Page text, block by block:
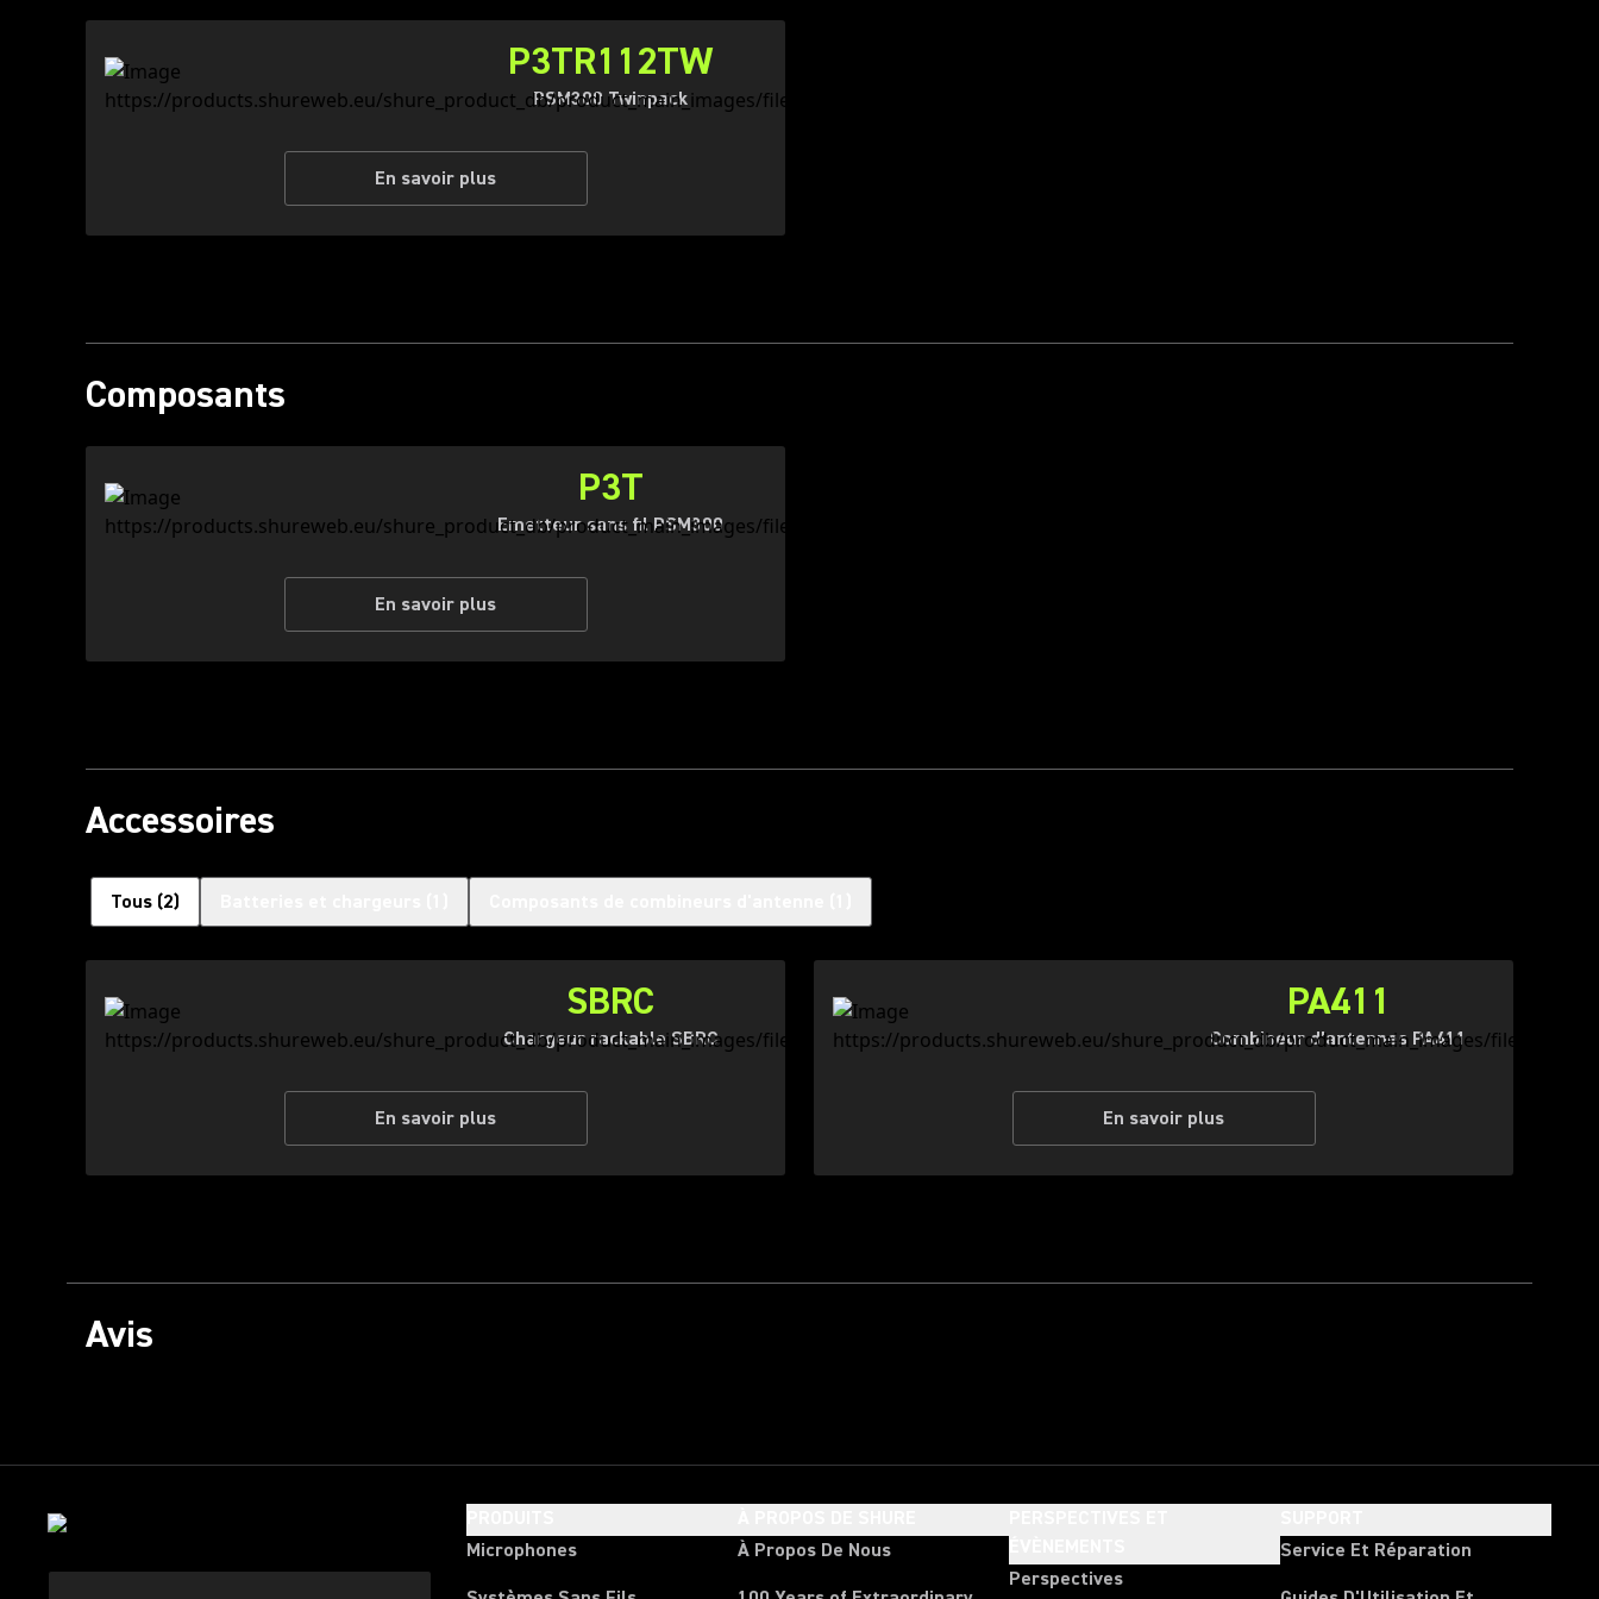
P3TR112TW
PSM300 Twinpack
En savoir plus
Composants
P3T
Emetteur sans fil PSM300
En savoir plus
Accessoires
Tous (2)
SBRC
Chargeur rackable SBRC
En savoir plus
PA411
Combineur d’antennes PA411
En savoir plus
Avis
Microphones
À Propos De Nous
Perspectives
Service Et Réparation